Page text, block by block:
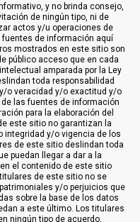
y no brinda consejo,
de ningún tipo, ni de
actos y/u operaciones de
de información aquí
mostrados en este sitio son
público acceso que en cada
amparada por la Ley
toda responsabilidad
o veracidad y/o exactitud y/o
las fuentes de información
para la elaboración del
este sitio no garantizan la
integridad y/o vigencia de los
de este sitio deslindan toda
puedan llegar a dar a la
el contenido de este sitio
de este sitio no se
y/o perjuicios que
sobre la base de los datos
a este último. Los titulares
ningún tipo de acuerdo,